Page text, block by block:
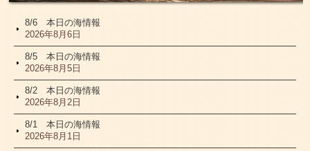
8/6 本日の海情報
2026年8月6日
8/5 本日の海情報
2026年8月5日
8/2 本日の海情報
2026年8月2日
8/1 本日の海情報
2026年8月1日